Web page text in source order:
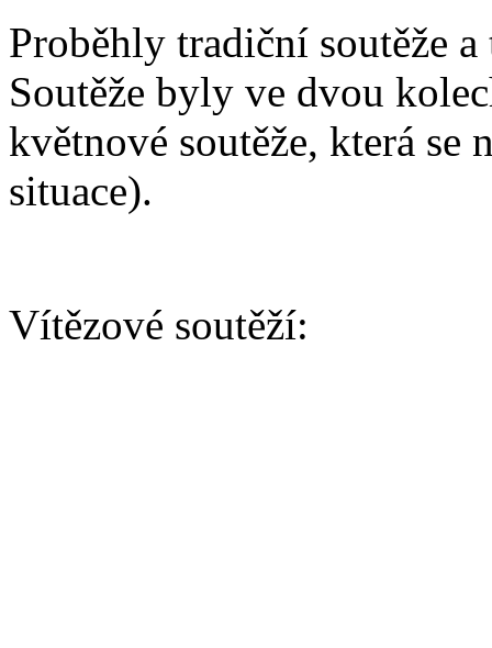
Proběhly tradiční soutěže
Soutěže byly ve dvou
květnové soutěže, která se
situace).
Vítězové soutěží: